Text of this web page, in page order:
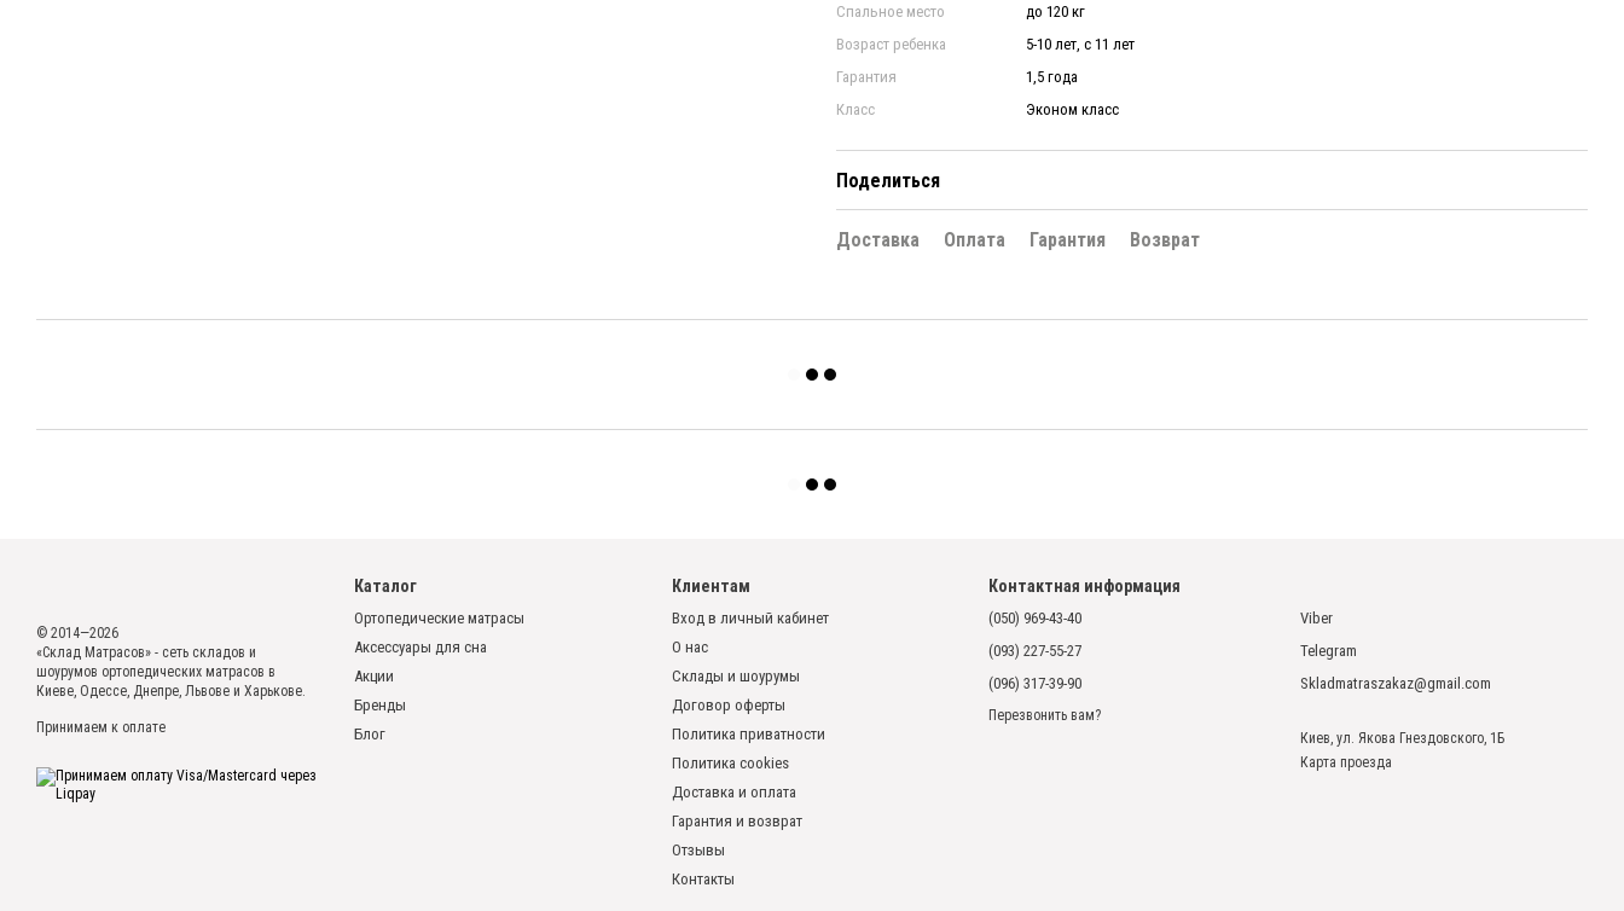
Спальное место
до 120 кг
Возраст ребенка
5-10 лет, с 11 лет
Гарантия
1,5 года
Класс
Эконом класс
Поделиться
Доставка Оплата Гарантия Возврат
© 2014—2026
«Склад Матрасов» - сеть складов и
шоурумов ортопедических матрасов в
Киеве, Одессе, Днепре, Львове и Харькове.
Принимаем к оплате
Каталог
Ортопедические матрасы
Аксессуары для сна
Акции
Бренды
Блог
Клиентам
Вход в личный кабинет
О нас
Склады и шоурумы
Договор оферты
Политика приватности
Политика cookies
Доставка и оплата
Гарантия и возврат
Отзывы
Контакты
Контактная информация
(050) 969-43-40
(093) 227-55-27
(096) 317-39-90
Перезвонить вам?
Viber
Telegram
Skladmatraszakaz@gmail.com
Киев, ул. Якова Гнездовского, 1Б
Карта проезда